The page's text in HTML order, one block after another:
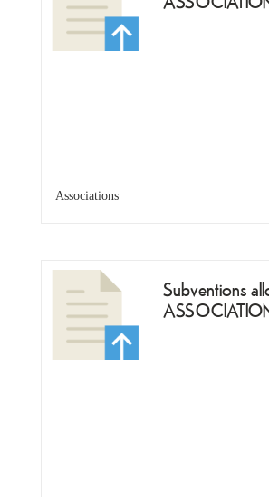
Associations
Subventions